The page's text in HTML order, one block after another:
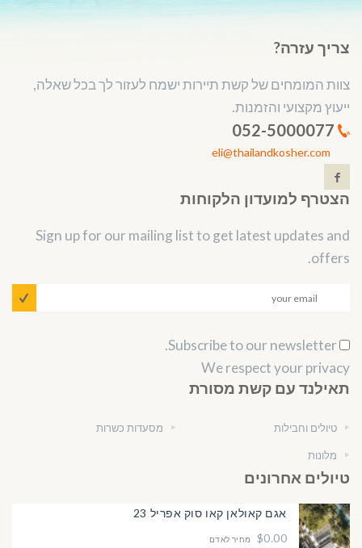
צריך עזרה?
צוות המומחים של קשת תיירות ישמח לעזור לך בכל שאלה,
ייעוץ מקצועי והזמנות.
eli@thailandkosher.com
הצטרף למועדון הלקוחות
Sign up for our mailing list to get latest updates and
offers.
We respect your privacy
תאילנד עם קשת מסורת
טיולים וחבילות
מלונות
מסעדות כשרות
טיולים אחרונים
אגם קאולאן קאו סוק אפריל 23
$0.00
מחיר לאדם